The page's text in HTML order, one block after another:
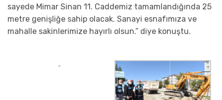
sayede Mimar Sinan 11. Caddemiz tamamlandığında 25
metre genişliğe sahip olacak. Sanayi esnafımıza ve
mahalle sakinlerimize hayırlı olsun.” diye konuştu.